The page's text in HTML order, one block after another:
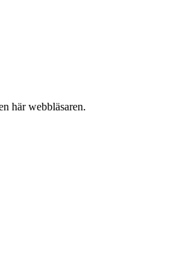
här webbläsaren.